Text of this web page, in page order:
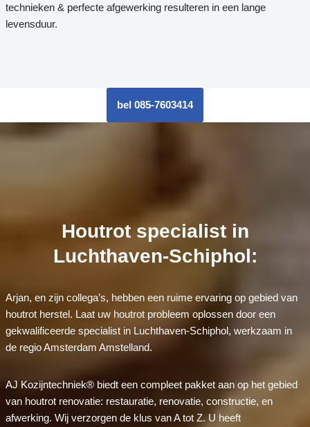
technieken & perfecte afgewerking resulteren in een lange
levensduur.
bel 085-7603414
Houtrot specialist in
Luchthaven-Schiphol:
Arjan, en zijn collega’s, hebben een ruime ervaring op gebied van
houtrot herstel. Laat uw houtrot probleem oplossen door een
gekwalificeerde specialist in Luchthaven-Schiphol, werkzaam in
de regio Amsterdam Amstelland.
AJ Kozijntechniek® biedt een compleet pakket aan op het gebied
van houtrot renovatie: restauratie, renovatie, constructie, en
afwerking. Wij verzorgen de klus van A tot Z. U heeft